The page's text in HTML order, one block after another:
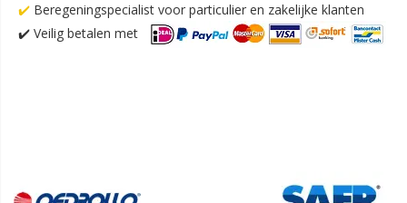
✔️ Beregeningspecialist voor particulier en zakelijke klanten
✔️ Veilig betalen met